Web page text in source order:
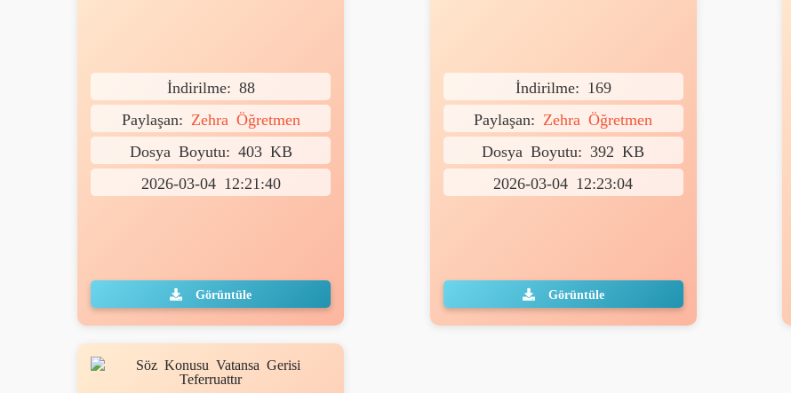
İndirilme: 88
Paylaşan: Zehra Öğretmen
Dosya Boyutu: 403 KB
2026-03-04 12:21:40
Görüntüle
İndirilme: 169
Paylaşan: Zehra Öğretmen
Dosya Boyutu: 392 KB
2026-03-04 12:23:04
Görüntüle